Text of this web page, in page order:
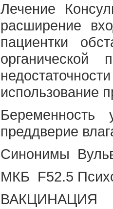
Лечение
расширение
пациентки
использование
Беременность
преддверие
Синонимы
МКБ F52.5
ВАКЦИНАЦИЯ